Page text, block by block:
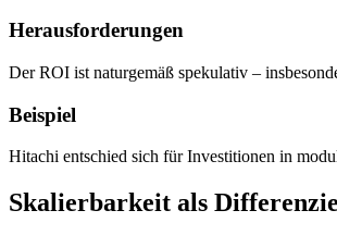
Herausforderungen
Der ROI ist naturgemäß spekulativ –
Beispiel
Hitachi entschied sich für Investitionen in
Skalierbarkeit als